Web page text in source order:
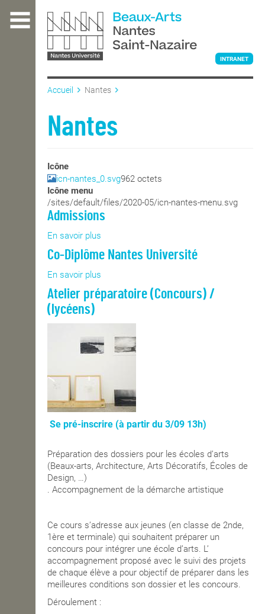
contenu
L'ÉCOLE
ENSEIGNEMENT
INTERNATIONAL
COURS PUBLICS
OPEN SCHOOL
INTRANET
Accueil Nantes
Nantes
Icône
icn-nantes_0.svg962 octets
Icône menu
/sites/default/files/2020-05/icn-nantes-menu.svg
Admissions
En savoir plus
Admissions
Co-Diplôme Nantes Université
En savoir plus
Diplôme
Université
Atelier préparatoire (Concours) /
(lycéens)
Se pré-inscrire (à partir du 3/09 13h)
Préparation des dossiers pour les écoles dʼarts
(Beaux-arts, Architecture, Arts Décoratifs, Écoles de
Design, …)
. Accompagnement de la démarche artistique
Ce cours sʼadresse aux jeunes (en classe de 2nde,
1ère et terminale) qui souhaitent préparer un
concours pour intégrer une école dʼarts. Lʼ
accompagnement proposé avec le suivi des projets
de chaque élève a pour objectif de préparer dans les
meilleures conditions son dossier et les concours.
Déroulement :